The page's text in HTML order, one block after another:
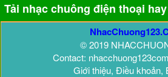
Tải nhạc chuông điện thoại
© 2019
Contact:
Giới thiệu, Điều khoản,